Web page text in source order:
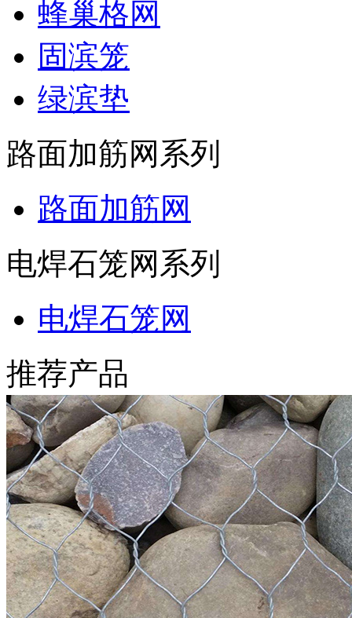
蜂巢格网
固滨笼
绿滨垫
路面加筋网系列
路面加筋网
电焊石笼网系列
电焊石笼网
推荐产品